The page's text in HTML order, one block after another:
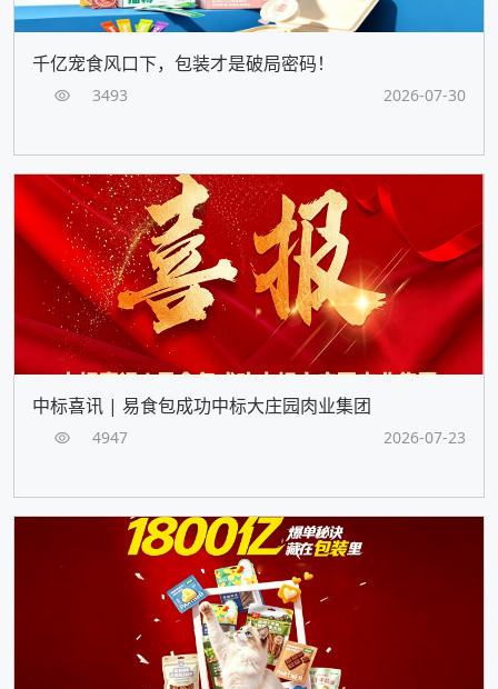
千亿宠食风口下，包装才是破局密码！
3493 2026-07-30
中标喜讯 | 易食包成功中标大庄园肉业集团
4947 2026-07-23